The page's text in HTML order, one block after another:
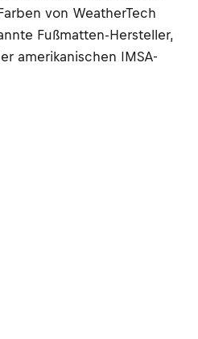
von WeatherTech
Fußmatten-Hersteller,
amerikanischen IMSA-